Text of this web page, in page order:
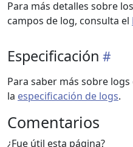
Para más detalles sobre
campos de log, consulta el
Especificación
Para saber más sobre
la especificación de logs.
Comentarios
¿Fue útil esta página?